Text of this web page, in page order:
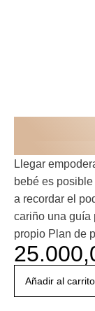
Llegar
bebé es
a recordar el
cariño una guía
propio Plan de
Añadir al carrito